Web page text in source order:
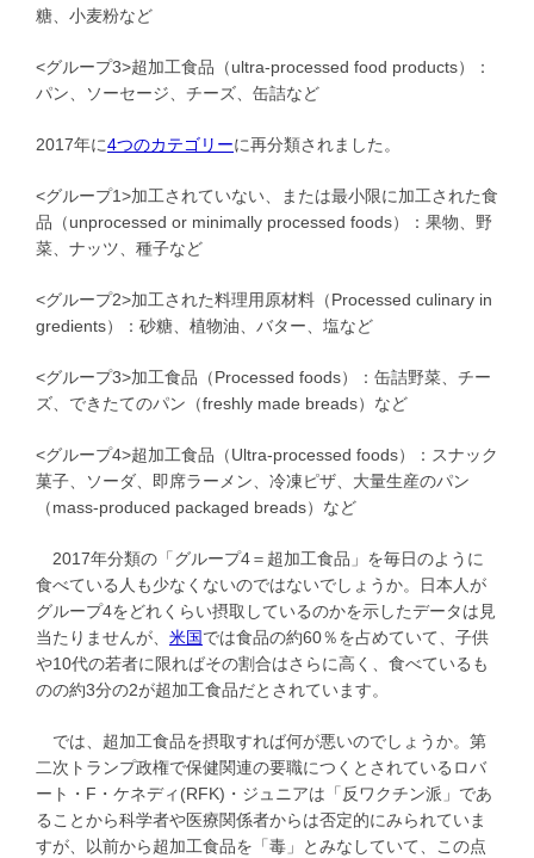
糖、小麦粉など
<グループ3>超加工食品（ultra-processed food products）：
パン、ソーセージ、チーズ、缶詰など
2017年に4つのカテゴリーに再分類されました。
<グループ1>加工されていない、または最小限に加工された食
品（unprocessed or minimally processed foods）：果物、野
菜、ナッツ、種子など
<グループ2>加工された料理用原材料（Processed culinary in
gredients）：砂糖、植物油、バター、塩など
<グループ3>加工食品（Processed foods）：缶詰野菜、チー
ズ、できたてのパン（freshly made breads）など
<グループ4>超加工食品（Ultra-processed foods）：スナック
菓子、ソーダ、即席ラーメン、冷凍ピザ、大量生産のパン
（mass-produced packaged breads）など
2017年分類の「グループ4＝超加工食品」を毎日のように
食べている人も少なくないのではないでしょうか。日本人が
グループ4をどれくらい摂取しているのかを示したデータは見
当たりませんが、 米国では食品の約60％を占めていて、子供
や10代の若者に限ればその割合はさらに高く、食べているも
のの約3分の2が超加工食品だとされています。
では、超加工食品を摂取すれば何が悪いのでしょうか。第
二次トランプ政権で保健関連の要職につくとされているロバ
ート・F・ケネディ(RFK)・ジュニアは「反ワクチン派」であ
ることから科学者や医療関係者からは否定的にみられていま
すが、以前から超加工食品を「毒」とみなしていて、この点